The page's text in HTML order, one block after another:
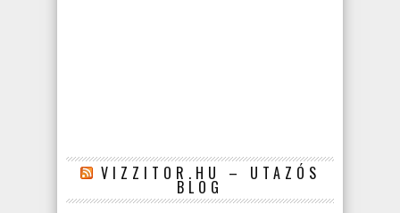
VIZZITOR.HU – UTAZÓS
BLOG